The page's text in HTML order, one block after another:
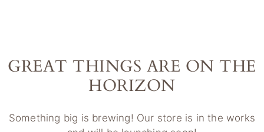
GREAT THINGS ARE ON THE
HORIZON
Something big is brewing! Our store is in the works